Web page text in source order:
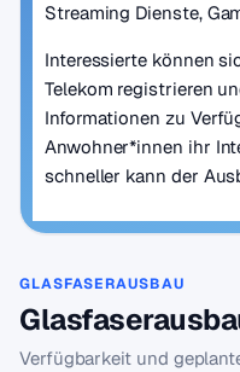
Streaming Dienste,
Interessierte können
Telekom registrieren
Informationen zu
Anwohner*innen ihr
schneller kann der
GLASFASERAUSBAU
Verfügbarkeit und